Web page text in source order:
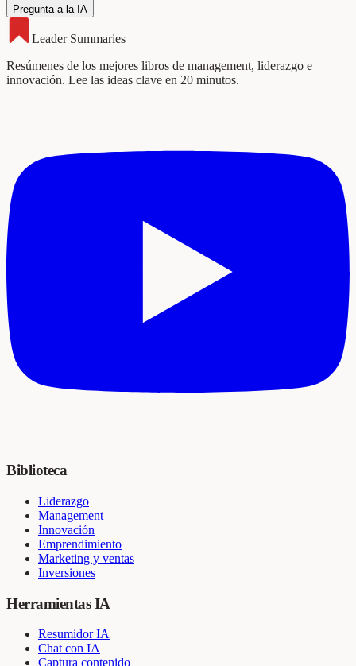
Pregunta a la IA
Leader Summaries
Resúmenes de los mejores libros de management, liderazgo e
innovación. Lee las ideas clave en 20 minutos.
Biblioteca
Liderazgo
Management
Innovación
Emprendimiento
Marketing y ventas
Inversiones
Herramientas IA
Resumidor IA
Chat con IA
Captura contenido